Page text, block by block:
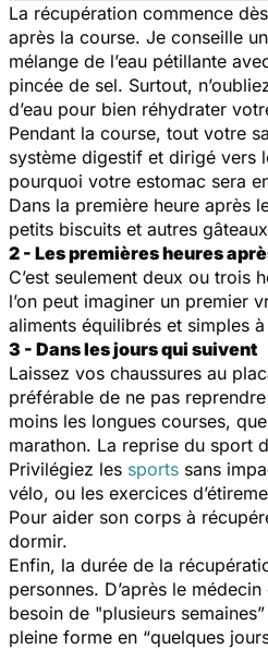
La récupération commence
après la course. Je conseille
mélange de l’eau pétillante
pincée de sel. Surtout,
d’eau pour bien réhydrater
Pendant la course, tout votre
système digestif et dirigé vers
pourquoi votre estomac sera
Dans la première heure après
petits biscuits et autres
2 - Les premières heures
C’est seulement deux ou trois
l’on peut imaginer un premier
aliments équilibrés et simples
3 - Dans les jours qui suivent
Laissez vos chaussures au
préférable de ne pas
moins les longues courses,
marathon. La reprise du sport
Privilégiez les sports sans
vélo, ou les exercices
Pour aider son corps à
dormir.
Enfin, la durée de la
personnes. D’après le
besoin de "plusieurs semaines
pleine forme en “quelques